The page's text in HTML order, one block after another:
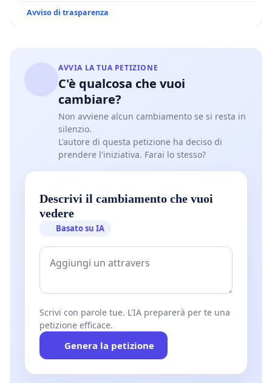
Avviso di trasparenza
AVVIA LA TUA PETIZIONE
C'è qualcosa che vuoi
cambiare?
Non avviene alcun cambiamento se si resta in
silenzio.
L'autore di questa petizione ha deciso di
prendere l'iniziativa. Farai lo stesso?
Descrivi il cambiamento che vuoi
vedere
Basato su IA
Scrivi con parole tue. L'IA preparerà per te una
petizione efficace.
Genera la petizione